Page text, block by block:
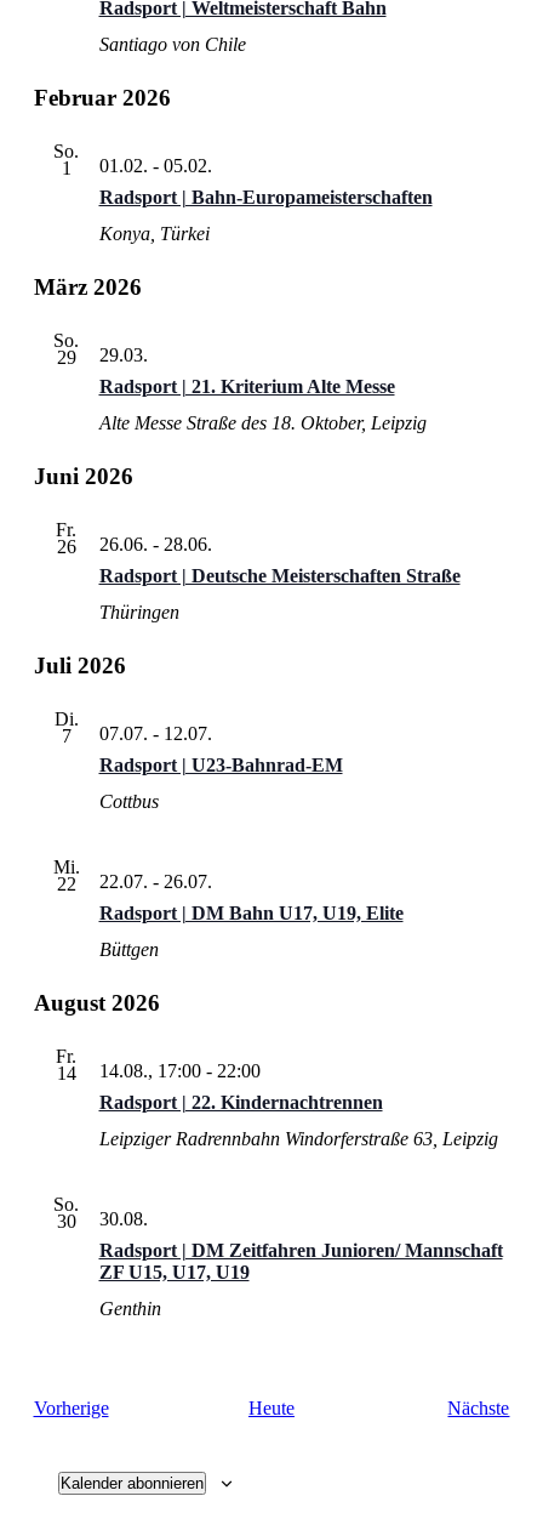
Radsport | Weltmeisterschaft Bahn
Santiago von Chile
Februar 2026
So.
1
Radsport | Bahn-Europameisterschaften
01.02. - 05.02.
Konya, Türkei
März 2026
So.
29
Radsport | 21. Kriterium Alte Messe
29.03.
Alte Messe Straße des 18. Oktober, Leipzig
Juni 2026
Fr.
26
Radsport | Deutsche Meisterschaften Straße
26.06. - 28.06.
Thüringen
Juli 2026
Di.
7
Radsport | U23-Bahnrad-EM
07.07. - 12.07.
Cottbus
Mi.
22
Radsport | DM Bahn U17, U19, Elite
22.07. - 26.07.
Büttgen
August 2026
Fr.
14
Radsport | 22. Kindernachtrennen
14.08., 17:00- 22:00
Leipziger Radrennbahn Windorferstraße 63, Leipzig
So.
30
Radsport | DM Zeitfahren Junioren/ Mannschaft
ZF U15, U17, U19
30.08.
Genthin
VorherigeVeranstaltungen Heute Nächste
Kalender abonnieren